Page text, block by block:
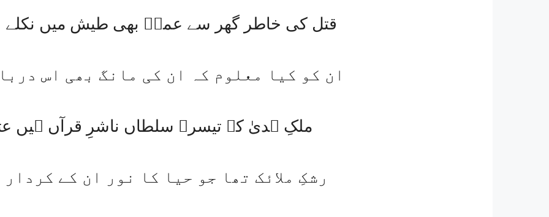
قتل کی خاطر گھر سے عمرؓ بھی طیش میں نکلے
ان کو کیا معلوم کہ ان کی مانگ بھی اس
ملکِ ہدیٰ کے تیسرے سلطاں ناشرِ قرآں ہیں
رشکِ ملائک تھا جو حیا کا نور ان کے